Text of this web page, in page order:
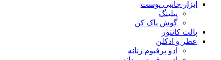
ابزار جانبی پوست
پیلینگ
گوش پاک کن
پالت کانتور
عطر و ادکلن
ادو پرفیوم زنانه